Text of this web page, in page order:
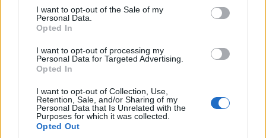
consent section.
I want to opt-out of the Sale of my
Personal Data.
Opted In
I want to opt-out of processing my
Personal Data for Targeted Advertising.
Opted In
I want to opt-out of Collection, Use,
Retention, Sale, and/or Sharing of my
Personal Data that Is Unrelated with the
Purposes for which it was collected.
Opted Out